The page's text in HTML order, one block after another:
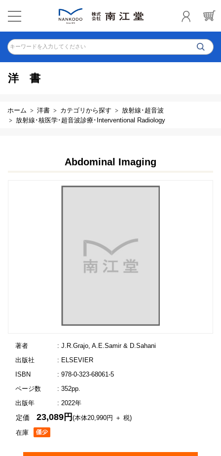
キーワードを入力してください
洋書
ホーム 洋書 カテゴリから探す
放射線･超音波
放射線･核医学･超音波診療･Interventional Radiology
Abdominal Imaging
著者
: J.R.Grajo, A.E.Samir & D.Sahani
出版社
: ELSEVIER
ISBN
: 978-0-323-68061-5
ページ数
: 352pp.
出版年
: 2022年
在庫
定価23,089円(本体20,990円 ＋ 税)